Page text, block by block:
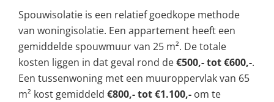
Spouwisolatie is een relatief goedkope methode
van woningisolatie. Een appartement heeft een
gemiddelde spouwmuur van 25 m². De totale
kosten liggen in dat geval rond de€500,- tot €600,-.
Een tussenwoning met een muuroppervlak van 65
m² kost gemiddeld €800,- tot €1.100,- om te